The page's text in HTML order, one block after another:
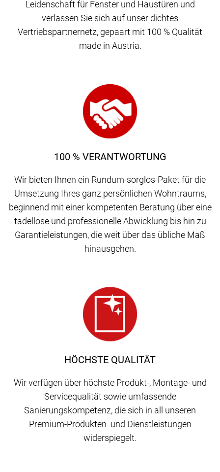
Leidenschaft für Fenster und Haustüren und
verlassen Sie sich auf unser dichtes
Vertriebspartnernetz, gepaart mit 100 % Qualität
made in Austria.
HÖCHSTE QUALITÄT
Wir verfügen über höchste Produkt-, Montage- und
Servicequalität sowie umfassende
Sanierungskompetenz, die sich in all unseren
Premium-Produkten und Dienstleistungen
widerspiegelt.
100 % VERANTWORTUNG
Wir bieten Ihnen ein Rundum-sorglos-Paket für die
Umsetzung Ihres ganz persönlichen Wohntraums,
beginnend mit einer kompetenten Beratung über eine
tadellose und professionelle Abwicklung bis hin zu
Garantieleistungen, die weit über das übliche Maß
hinausgehen.